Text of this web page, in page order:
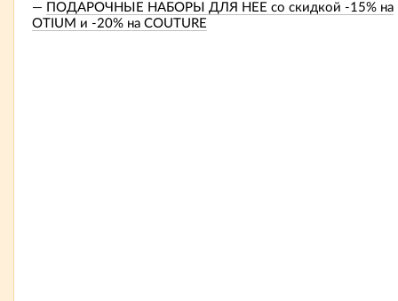
ПОДАРОЧНЫЕ НАБОРЫ ДЛЯ НЕЕ со скидкой -15% на
OTIUM и -20% на COUTURE